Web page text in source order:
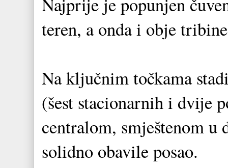
teren, a onda i obje
Na ključnim točkama
(šest stacionarnih i dvije
centralom, smještenom
solidno obavile posao.